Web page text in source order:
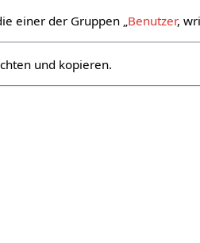
einer der Gruppen „Benutzer,
und kopieren.